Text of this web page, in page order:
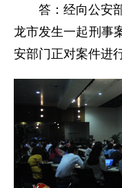
答：经向公安部
龙市发生一起刑事
安部门正对案件进